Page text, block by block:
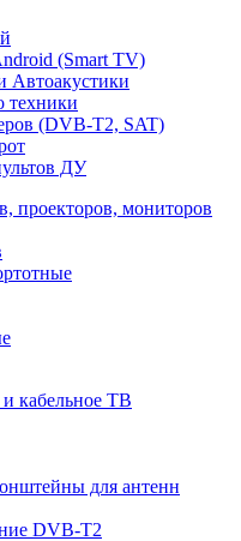
(Smart TV)
Автоакустики
техники
(DVB-T2, SAT)
ДУ
проекторов, мониторов
кабельное ТВ
для антенн
DVB-Т2